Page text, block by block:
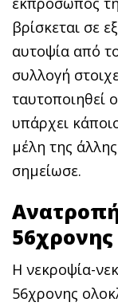
βρίσκεται σε
αυτοψία από
συλλογή
ταυτοποιηθεί
υπάρχει
μέλη της
σημείωσε.
56χρονης
Η νεκροψία-
56χρονης